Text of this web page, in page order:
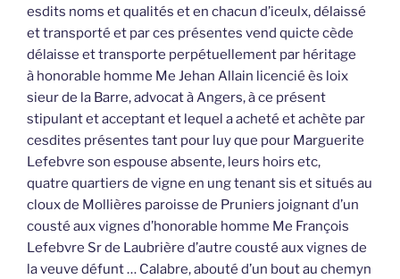
esdits noms et qualités et en chacun d’iceulx, délaissé
et transporté et par ces présentes vend quicte cède
délaisse et transporte perpétuellement par héritage
à honorable homme Me Jehan Allain licencié ès loix
sieur de la Barre, advocat à Angers, à ce présent
stipulant et acceptant et lequel a acheté et achète par
cesdites présentes tant pour luy que pour Marguerite
Lefebvre son espouse absente, leurs hoirs etc,
quatre quartiers de vigne en ung tenant sis et situés au
cloux de Mollières paroisse de Pruniers joignant d’un
cousté aux vignes d’honorable homme Me François
Lefebvre Sr de Laubrière d’autre cousté aux vignes de
la veuve défunt … Calabre, abouté d’un bout au chemyn